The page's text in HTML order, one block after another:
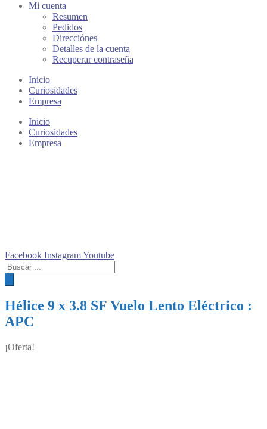
Mi cuenta
Resumen
Pedidos
Direcciónes
Detalles de la cuenta
Recuperar contraseña
Inicio
Curiosidades
Empresa
Inicio
Curiosidades
Empresa
Facebook InstagramYoutube
Búsqueda
de
productos
Hélice 9 x 3.8 SF Vuelo Lento Eléctrico :
APC
¡Oferta!